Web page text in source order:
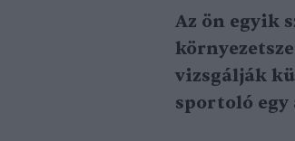
Az ön egyik
vizsgálják
sportoló